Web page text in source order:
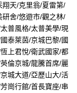
天/克里翁/夏雷第/
舍/悠遊市/觀之林/
普風格/太普美學/現
泰萊茵/京城巴黎/國
上君悅/衛武國家/都
倫京城/龍騰首席/麗
城大道/亞歷山大/活
崗行館/首長寶座/串